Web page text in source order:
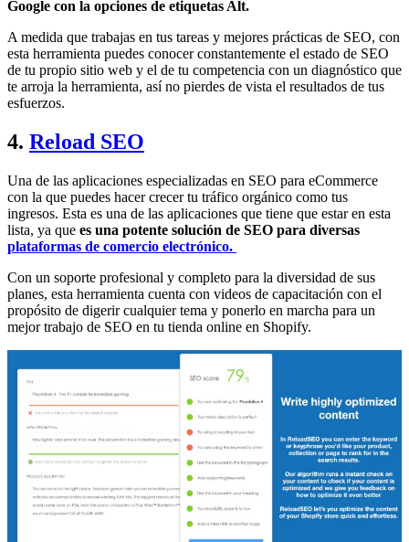
Google con la opciones de etiquetas Alt.
A medida que trabajas en tus tareas y mejores prácticas de SEO, con
esta herramienta puedes conocer constantemente el estado de SEO
de tu propio sitio web y el de tu competencia con un diagnóstico que
te arroja la herramienta, así no pierdes de vista el resultados de tus
esfuerzos.
4. Reload SEO
Una de las aplicaciones especializadas en SEO para eCommerce
con la que puedes hacer crecer tu tráfico orgánico como tus
ingresos. Esta es una de las aplicaciones que tiene que estar en esta
lista, ya que es una potente solución de SEO para diversas
plataformas de comercio electrónico.
Con un soporte profesional y completo para la diversidad de sus
planes, esta herramienta cuenta con videos de capacitación con el
propósito de digerir cualquier tema y ponerlo en marcha para un
mejor trabajo de SEO en tu tienda online en Shopify.